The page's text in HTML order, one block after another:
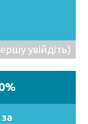
увійдіть)